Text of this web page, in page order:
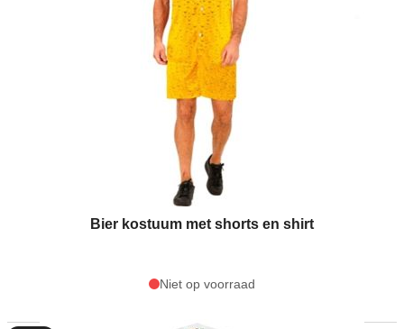
Bier kostuum met shorts en shirt
Niet op voorraad